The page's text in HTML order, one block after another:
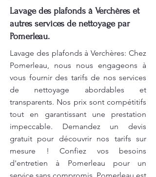
Lavage des plafonds à Verchères et
autres services de nettoyage par
Pomerleau.
Lavage des plafonds à Verchères: Chez
Pomerleau, nous nous engageons à
vous fournir des tarifs de nos services
de nettoyage abordables et
transparents. Nos prix sont compétitifs
tout en garantissant une prestation
impeccable. Demandez un devis
gratuit pour découvrir nos tarifs sur
mesure ! Confiez vos besoins
d'entretien à Pomerleau pour un